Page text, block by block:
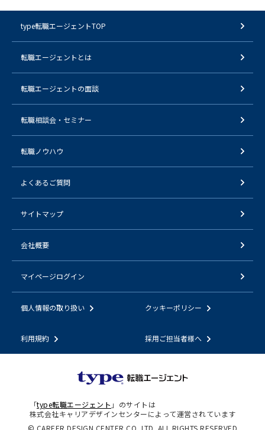
type転職エージェントTOP
転職エージェントとは
転職エージェントの面談
転職相談会・セミナー
転職ノウハウ
よくあるご質問
サイトマップ
会社概要
マイページログイン
個人情報の取り扱い クッキーポリシー
利用規約 採用ご担当者様へ
「type転職エージェント 」のサイトは
株式会社キャリアデザインセンターによって運営されています
© CAREER DESIGN CENTER CO.,LTD. ALL RIGHTS RESERVED